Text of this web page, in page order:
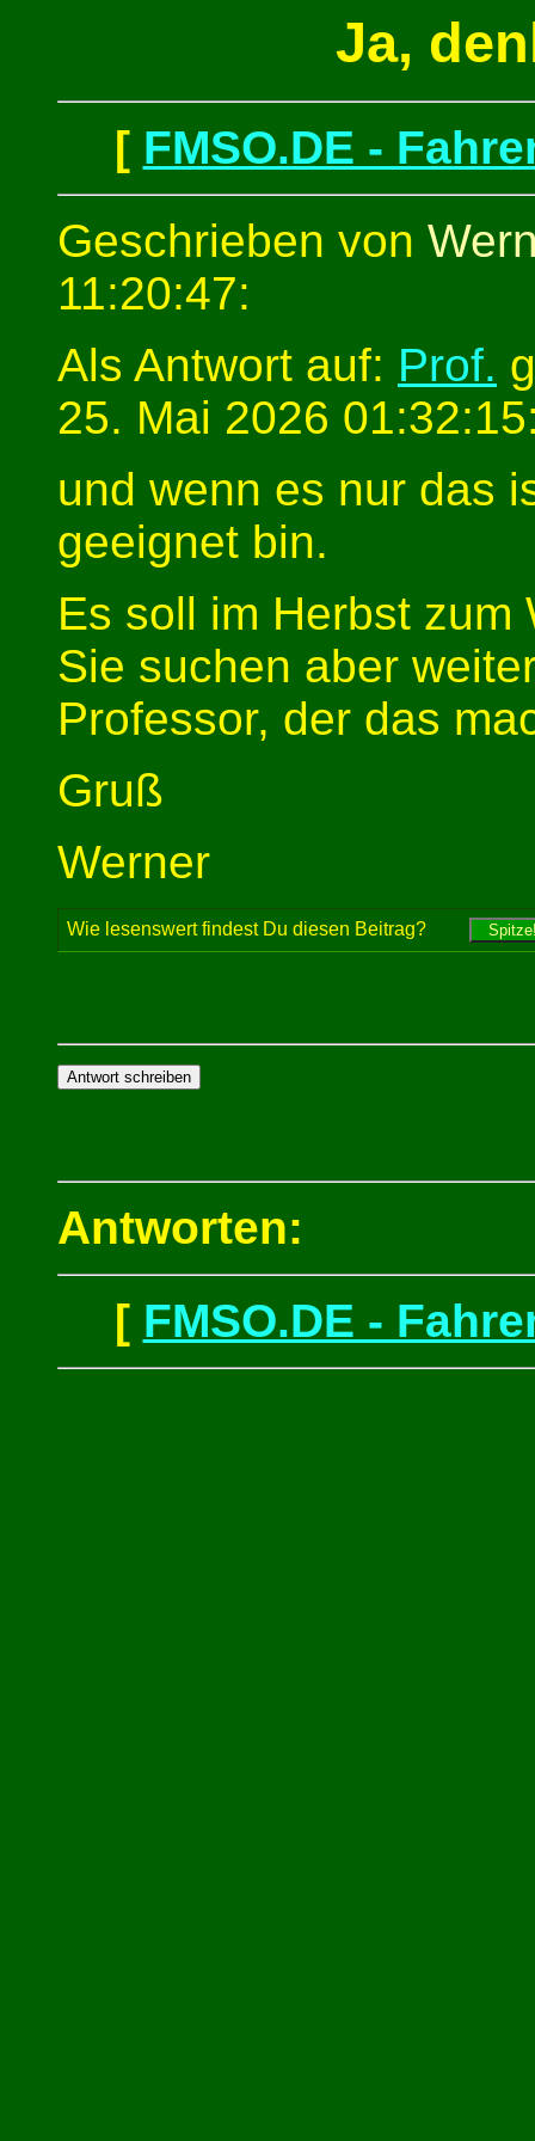
Ja,
[ FMSO.DE -
Geschrieben von
11:20:47:
Als Antwort auf: Prof.
25. Mai 2026
und wenn es nur das
geeignet bin.
Es soll im Herbst
Sie suchen aber
Professor, der das
Gruß
Werner
Wie lesenswert findest Du diesen Beitrag?
Antworten:
[ FMSO.DE -